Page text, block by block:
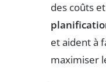
des coûts
et aident à
maximiser